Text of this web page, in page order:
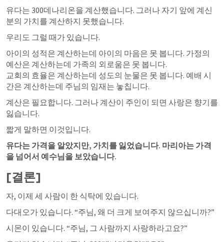
유다는 300데나리온을 계산했습니다. 그러나 자기 앞에 계신
분의 가치를 계산하지 못했습니다.
우리도 그럴 때가 있습니다.
아이의 성적은 계산하는데 아이의 마음은 못 봅니다. 가정의
예산은 계산하는데 가족의 외로움은 못 봅니다.
교회의 효율은 계산하는데 성도의 눈물은 못 봅니다. 예배 시
간은 계산하는데 주님의 임재는 놓칩니다.
계산은 필요합니다. 그러나 계산이 주인이 되면 사랑은 향기를
잃습니다.
짧게 말하면 이것입니다.
유다는 가격을 알았지만, 가치를 잃었습니다. 마리아는 가격
을 넘어서 예수님을 보았습니다.
[결론]
자, 이제 세 사람이 한 식탁에 있습니다.
다대오가 있습니다. “주님, 왜 더 크게 보여주지 않으십니까?”
시몬이 있습니다. “주님, 그 사람까지 사랑하라고요?”